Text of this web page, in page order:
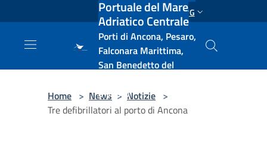
Salta al contenuto principale ENG
Portuale del Mare
Adriatico Centrale
Porti di Ancona, Pesaro,
Falconara Marittima,
San Benedetto del
e Vasto
Home > News > Notizie >
Tre defibrillatori al porto di Ancona